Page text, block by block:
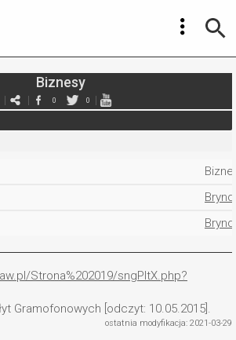
Biznesy
0 0
Strona%202019/sngPltX.php?
Gramofonowych [odczyt: 10.05.2015].
ostatnia modyfikacja: 2021-03-29